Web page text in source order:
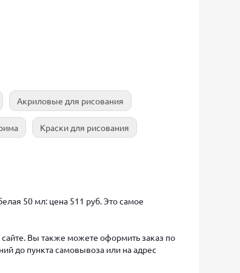
Акриловые для рисования
Краски для рисования
50 мл: цена 511 руб. Это самое
Вы также можете оформить заказ по
до пункта самовывоза или на адрес